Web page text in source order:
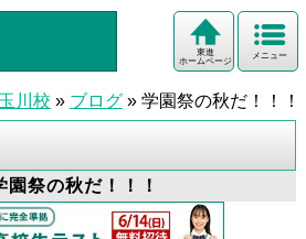
メニュー
東進
ホームページ
川校 » ブログ » 学園祭の秋だ！！！
祭の秋だ！！！